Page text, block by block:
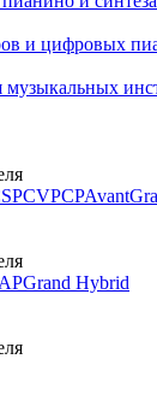
и цифровых
музыкальных
CVPCP
Grand Hybrid